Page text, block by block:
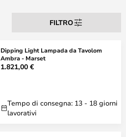
FILTRO
Dipping Light Lampada da Tavolom
Ambra - Marset
1.821,00 €
Tempo di consegna: 13 - 18 giorni
lavorativi